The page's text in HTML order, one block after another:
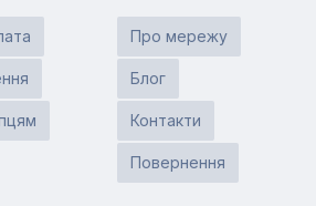
Про мережу
Блог
Контакти
Повернення